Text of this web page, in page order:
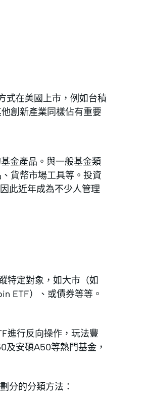
式在美國上市，例如台積
創新產業同樣佔有重要
金產品。與一般基金類
貨幣市場工具等。投資
此近年成為不少人管理
特定對象，如大市（如
ETF）、或債券等等。
進行反向操作，玩法豐
及安碩A50等熱門基金，
分的分類方法：